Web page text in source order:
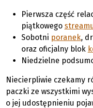
Pierwsza część
piątkowego
Sobotni poranek,
oraz oficjalny blok
Niedzielne
Niecierpliwie czekamy
paczki ze wszystkimi
o jej udostępnieniu